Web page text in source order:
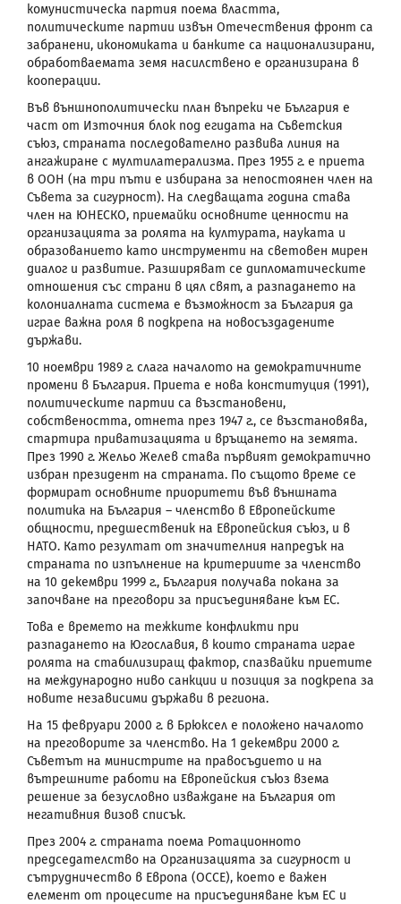
комунистическа партия поема властта,
политическите партии извън Отечествения фронт са
забранени, икономиката и банките са национализирани,
обработваемата земя насилствено е организирана в
кооперации.
Във външнополитически план въпреки че България е
част от Източния блок под егидата на Съветския
съюз, страната последователно развива линия на
ангажиране с мултилатерализма. През 1955 г. е приета
в ООН (на три пъти е избирана за непостоянен член на
Съвета за сигурност). На следващата година става
член на ЮНЕСКО, приемайки основните ценности на
организацията за ролята на културата, науката и
образованието като инструменти на световен мирен
диалог и развитие. Разширяват се дипломатическите
отношения със страни в цял свят, а разпадането на
колониалната система е възможност за България да
играе важна роля в подкрепа на новосъздадените
държави.
10 ноември 1989 г. слага началото на демократичните
промени в България. Приета е нова конституция (1991),
политическите партии са възстановени,
собствеността, отнета през 1947 г., се възстановява,
стартира приватизацията и връщането на земята.
През 1990 г. Жельо Желев става първият демократично
избран президент на страната. По същото време се
формират основните приоритети във външната
политика на България – членство в Европейските
общности, предшественик на Европейския съюз, и в
НАТО. Като резултат от значителния напредък на
страната по изпълнение на критериите за членство
на 10 декември 1999 г., България получава покана за
започване на преговори за присъединяване към ЕС.
Това е времето на тежките конфликти при
разпадането на Югославия, в които страната играе
ролята на стабилизиращ фактор, спазвайки приетите
на международно ниво санкции и позиция за подкрепа за
новите независими държави в региона.
На 15 февруари 2000 г. в Брюксел е положено началото
на преговорите за членство. На 1 декември 2000 г.
Съветът на министрите на правосъдието и на
вътрешните работи на Европейския съюз взема
решение за безусловно изваждане на България от
негативния визов списък.
През 2004 г. страната поема Ротационното
председателство на Организацията за сигурност и
сътрудничество в Европа (ОССЕ), което е важен
елемент от процесите на присъединяване към ЕС и